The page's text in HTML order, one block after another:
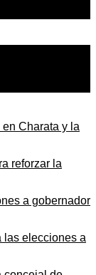
reforzar la
las elecciones a